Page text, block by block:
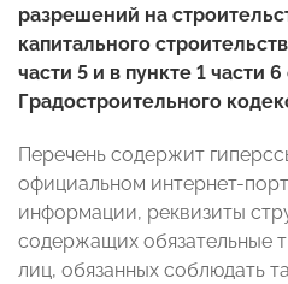
разрешений на
капитального
части 5 и в пункте 1 части 6
Градостроительного
Перечень содержит
официальном интернет-
информации, реквизиты
содержащих обязательные
лиц, обязанных соблюдать